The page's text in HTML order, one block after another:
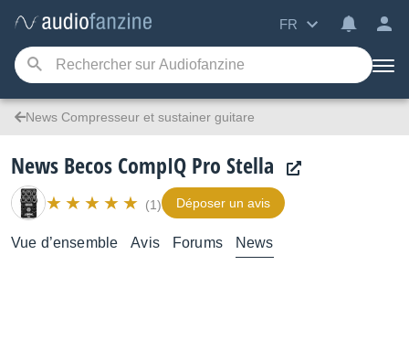
FR
News Compresseur et sustainer guitare
News Becos CompIQ Pro Stella
(1) Déposer un avis
Vue d’ensemble Avis Forums News